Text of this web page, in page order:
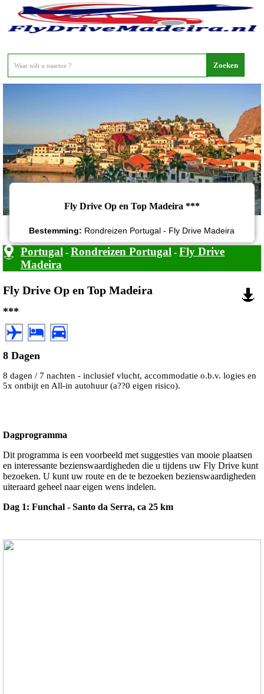
Fly Drive Op en Top Madeira ***
Bestemming: Rondreizen Portugal - Fly Drive Madeira
Portugal - Rondreizen Portugal - Fly Drive
Madeira
Fly Drive Op en Top Madeira
***
8 Dagen
8 dagen / 7 nachten - inclusief vlucht, accommodatie o.b.v. logies en
5x ontbijt en All-in autohuur (a??0 eigen risico).
Dagprogramma
Dit programma is een voorbeeld met suggesties van mooie plaatsen
en interessante bezienswaardigheden die u tijdens uw Fly Drive kunt
bezoeken. U kunt uw route en de te bezoeken bezienswaardigheden
uiteraard geheel naar eigen wens indelen.
Dag 1: Funchal - Santo da Serra, ca 25 km